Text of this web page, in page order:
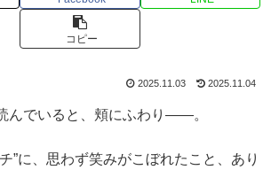
コピー
2025.11.03 2025.11.04
んでいると、頬にふわり――。
”に、思わず笑みがこぼれたこと、あり